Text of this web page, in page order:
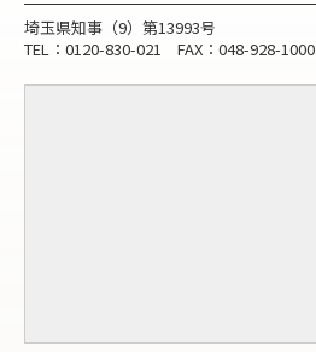
埼玉県知事（9）第13993号
TEL：0120-830-021 FAX：048-928-1000